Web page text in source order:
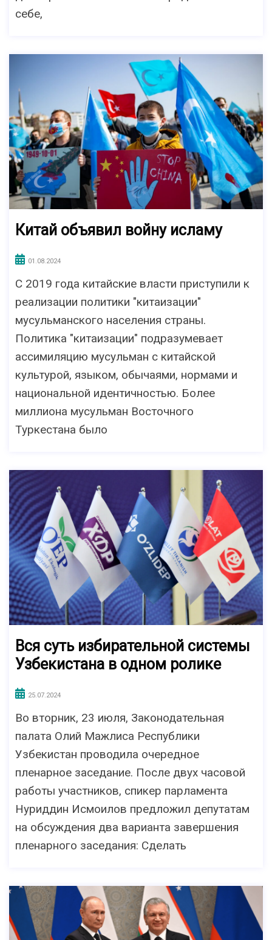
себе,
Китай объявил войну исламу
01.08.2024
С 2019 года китайские власти приступили к
реализации политики "китаизации"
мусульманского населения страны.
Политика "китаизации" подразумевает
ассимиляцию мусульман с китайской
культурой, языком, обычаями, нормами и
национальной идентичностью. Более
миллиона мусульман Восточного
Туркестана было
Вся суть избирательной системы
Узбекистана в одном ролике
25.07.2024
Во вторник, 23 июля, Законодательная
палата Олий Мажлиса Республики
Узбекистан проводила очередное
пленарное заседание. После двух часовой
работы участников, cпикер парламента
Нуриддин Исмоилов предложил депутатам
на обсуждения два варианта завершения
пленарного заседания: Сделать